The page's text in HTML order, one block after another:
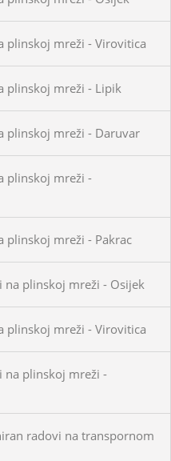
plinskoj mreži - Virovitica
plinskoj mreži - Lipik
plinskoj mreži - Daruvar
plinskoj mreži -
plinskoj mreži - Pakrac
plinskoj mreži - Osijek
plinskoj mreži - Virovitica
na plinskoj mreži -
radovi na transpornom